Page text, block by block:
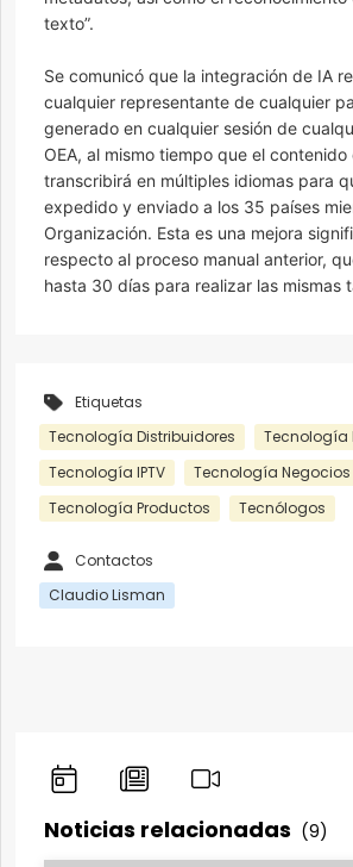
texto”.
Se comunicó que la integración de IA
cualquier representante de cualquier
generado en cualquier sesión de
OEA, al mismo tiempo que el
transcribirá en múltiples idiomas para
expedido y enviado a los 35 países
Organización. Esta es una mejora
respecto al proceso manual anterior,
hasta 30 días para realizar las mismas
Etiquetas
Tecnología Distribuidores
Tecnología
Tecnología IPTV
Tecnología Negocios
Tecnología Productos
Tecnólogos
Contactos
Claudio Lisman
Noticias relacionadas (9)